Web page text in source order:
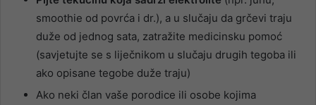
smoothie od povrća i dr.), a u slučaju da grčevi traju
duže od jednog sata, zatražite medicinsku pomoć
(savjetujte se s liječnikom u slučaju drugih tegoba ili
ako opisane tegobe duže traju)
Ako neki član vaše porodice ili osobe kojima